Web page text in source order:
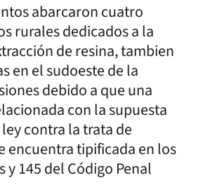
abarcaron cuatro
rurales dedicados a la
de resina, tambien
en el sudoeste de la
debido a que una
con la supuesta
contra la trata de
encuentra tipificada en los
y 145 del Código Penal